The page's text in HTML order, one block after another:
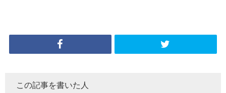
この記事を書いた人